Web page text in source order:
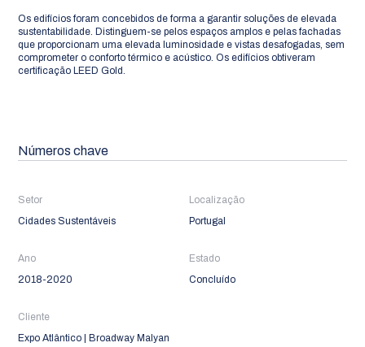
Os edifícios foram concebidos de forma a garantir soluções de elevada
sustentabilidade. Distinguem-se pelos espaços amplos e pelas fachadas
que proporcionam uma elevada luminosidade e vistas desafogadas, sem
comprometer o conforto térmico e acústico. Os edifícios obtiveram
certificação LEED Gold.
Números chave
Setor
Cidades Sustentáveis
Localização
Portugal
Ano
2018-2020
Estado
Concluído
Cliente
Expo Atlântico | Broadway Malyan